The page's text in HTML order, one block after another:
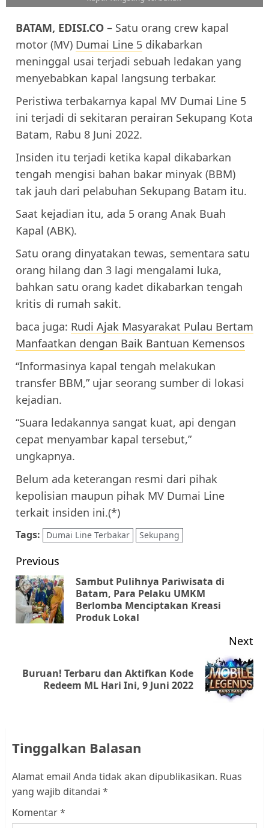
BATAM, EDISI.CO – Satu orang crew kapal
motor (MV) Dumai Line 5 dikabarkan
meninggal usai terjadi sebuah ledakan yang
menyebabkan kapal langsung terbakar.
Peristiwa terbakarnya kapal MV Dumai Line 5
ini terjadi di sekitaran perairan Sekupang Kota
Batam, Rabu 8 Juni 2022.
Insiden itu terjadi ketika kapal dikabarkan
tengah mengisi bahan bakar minyak (BBM)
tak jauh dari pelabuhan Sekupang Batam itu.
Saat kejadian itu, ada 5 orang Anak Buah
Kapal (ABK).
Satu orang dinyatakan tewas, sementara satu
orang hilang dan 3 lagi mengalami luka,
bahkan satu orang kadet dikabarkan tengah
kritis di rumah sakit.
baca juga: Rudi Ajak Masyarakat Pulau Bertam
Manfaatkan dengan Baik Bantuan Kemensos
“Informasinya kapal tengah melakukan
transfer BBM,” ujar seorang sumber di lokasi
kejadian.
“Suara ledakannya sangat kuat, api dengan
cepat menyambar kapal tersebut,”
ungkapnya.
Belum ada keterangan resmi dari pihak
kepolisian maupun pihak MV Dumai Line
terkait insiden ini.(*)
Tags: Dumai Line Terbakar Sekupang
Post
navigation
Previous
Sambut Pulihnya Pariwisata di
Batam, Para Pelaku UMKM
Berlomba Menciptakan Kreasi
Produk Lokal
Next
Next
Buruan! Terbaru dan Aktifkan Kode
Redeem ML Hari Ini, 9 Juni 2022
Tinggalkan Balasan
Alamat email Anda tidak akan dipublikasikan. Ruas
yang wajib ditandai *
Komentar*